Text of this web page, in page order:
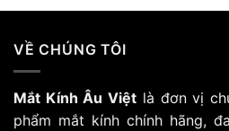
VỀ CHÚNG TÔI
Mắt Kính Âu Việt là đơn vị
phẩm mắt kính chính hãng,